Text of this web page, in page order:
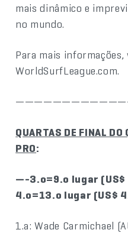
mais dinâmico e
no mundo.
Para mais informações,
WorldSurfLeague.com.
QUARTAS DE FINAL
PRO:
—-3.o=9.o lugar
4.o=13.o lugar (US$
1.a: Wade Carmichael